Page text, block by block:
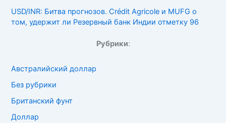
USD/INR: Битва прогнозов. Crédit Agricole и MUFG о
том, удержит ли Резервный банк Индии отметку 96
Рубрики:
Австралийский доллар
Без рубрики
Британский фунт
Доллар